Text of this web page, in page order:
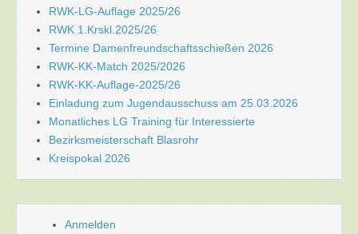
RWK-LG-Auflage 2025/26
RWK 1.Krskl.2025/26
Termine Damenfreundschaftsschießen 2026
RWK-KK-Match 2025/2026
RWK-KK-Auflage-2025/26
Einladung zum Jugendausschuss am 25.03.2026
Monatliches LG Training für Interessierte
Bezirksmeisterschaft Blasrohr
Kreispokal 2026
Anmelden